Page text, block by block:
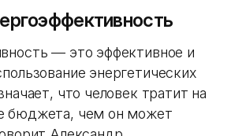
— это эффективное и
энергетических
что человек тратит на
бюджета, чем он может